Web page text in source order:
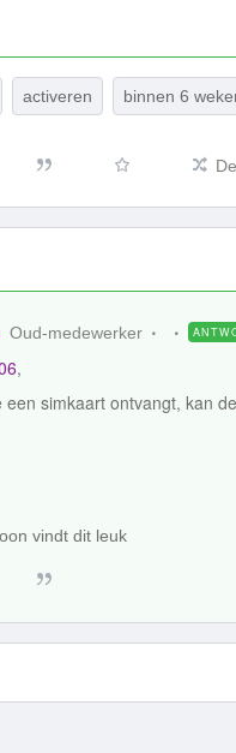
activeren binnen 6
Oud-medewerker
,
een simkaart ontvangt, kan
vindt dit leuk